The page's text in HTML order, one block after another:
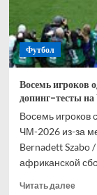
Футбол
Восемь игроков
допинг-тесты
Восемь игроков
ЧМ-2026 из-за
Bernadett Szabo
африканской
Читать далее